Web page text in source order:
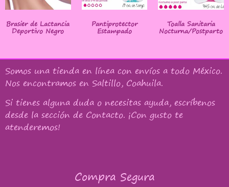
Brasier de Lactancia
Deportivo Negro
Pantiprotector
Estampado
Toalla Sanitaria
Nocturna/Postparto
Somos una tienda en línea con envíos a todo México.
Nos encontramos en Saltillo, Coahuila.
Si tienes alguna duda o necesitas ayuda, escríbenos
desde la sección de Contacto. ¡Con gusto te
atenderemos!
Compra Segura